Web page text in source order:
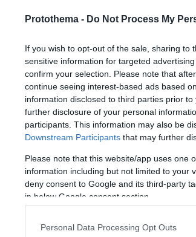
Protothema - Do Not Process My
If you wish to opt-out of the sale, sharing
sensitive information for targeted
confirm your selection. Please note that
continue seeing interest-based ads based
information disclosed to third parties prior
further disclosure of your personal
participants. This information may also be
Downstream Participants that may further
Please note that this website/app uses one
information including but not limited to your
deny consent to Google and its third-party
in below Google consent section.
Personal Data Processing Opt Outs
Παύλος και Άννα Μαρία